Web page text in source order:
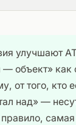
улучшают
объект» как
от того,
над» —